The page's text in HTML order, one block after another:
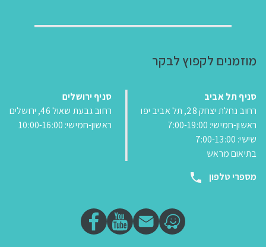
מוזמנים לקפוץ לבקר
סניף תל אביב
רחוב נחלת יצחק 28, תל אביב יפו
ראשון-חמישי: 7:00-19:00
שישי: 7:00-13:00
בתיאום מראש
סניף ירושלים
רחוב גבעת שאול 46, ירושלים
ראשון-חמישי: 10:00-16:00
מספרי טלפון